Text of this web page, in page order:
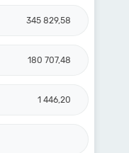
345 829,58
180 707,48
1 446,20